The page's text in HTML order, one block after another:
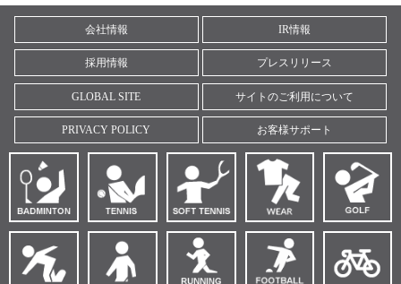
会社情報 IR情報
採用情報 プレスリリース
GLOBAL SITE サイトのご利用について
PRIVACY POLICY お客様サポート